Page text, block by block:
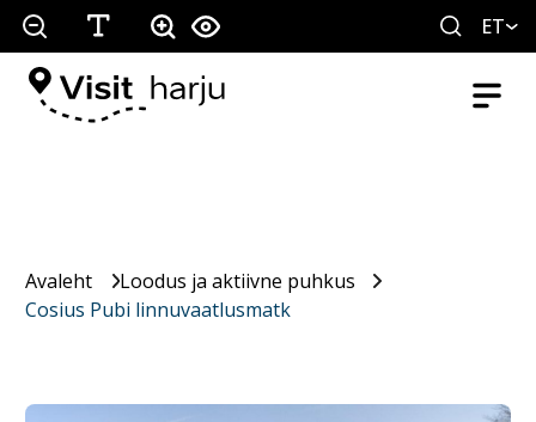
ET
Avaleht
Loodus ja aktiivne puhkus
Cosius Pubi linnuvaatlusmatk